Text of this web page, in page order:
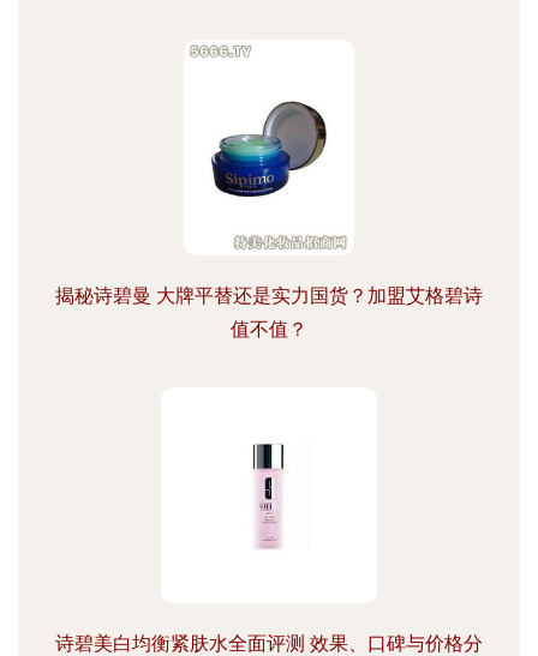
揭秘诗碧曼 大牌平替还是实力国货？加盟艾格碧诗
值不值？
诗碧美白均衡紧肤水全面评测 效果、口碑与价格分